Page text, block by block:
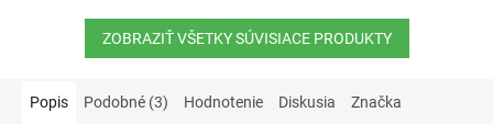
ZOBRAZIŤ VŠETKY SÚVISIACE PRODUKTY
Popis Podobné (3) Hodnotenie Diskusia Značka